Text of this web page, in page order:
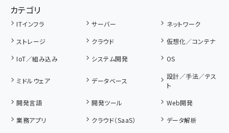
カテゴリ
ITインフラ サーバー
ネットワーク
ストレージ
クラウド
仮想化／コンテナ
IoT／組み込み
システム開発 OS
ミドルウェア データベース
設計／手法／テス
ト
開発言語
開発ツール
Web開発
業務アプリ
クラウド（SaaS）
データ解析